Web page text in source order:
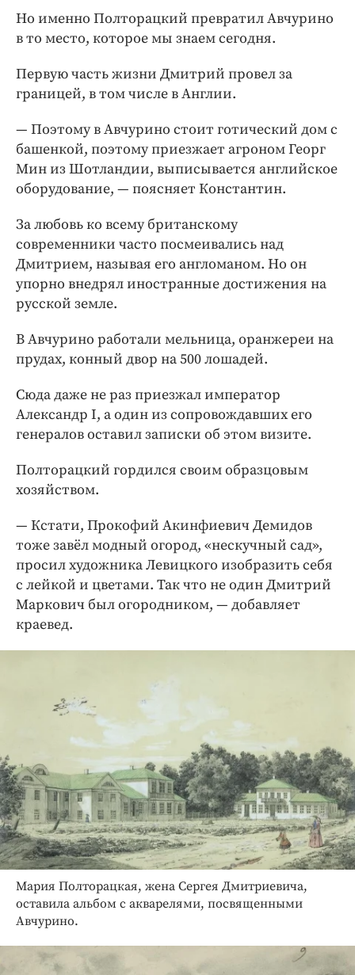
Но именно Полторацкий превратил Авчурино
в то место, которое мы знаем сегодня.
Первую часть жизни Дмитрий провел за
границей, в том числе в Англии.
— Поэтому в Авчурино стоит готический дом с
башенкой, поэтому приезжает агроном Георг
Мин из Шотландии, выписывается английское
оборудование, — поясняет Константин.
За любовь ко всему британскому
современники часто посмеивались над
Дмитрием, называя его англоманом. Но он
упорно внедрял иностранные достижения на
русской земле.
В Авчурино работали мельница, оранжереи на
прудах, конный двор на 500 лошадей.
Сюда даже не раз приезжал император
Александр I, а один из сопровождавших его
генералов оставил записки об этом визите.
Полторацкий гордился своим образцовым
хозяйством.
— Кстати, Прокофий Акинфиевич Демидов
тоже завёл модный огород, «нескучный сад»,
просил художника Левицкого изобразить себя
с лейкой и цветами. Так что не один Дмитрий
Маркович был огородником, — добавляет
краевед.
Мария Полторацкая, жена Сергея Дмитриевича,
оставила альбом с акварелями, посвященными
Авчурино.